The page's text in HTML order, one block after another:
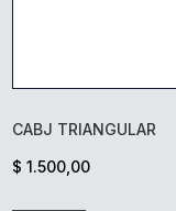
CABJ TRIANGULAR
$ 1.500,00